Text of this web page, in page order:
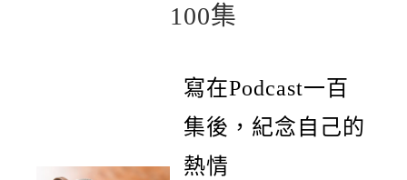
100集
寫在Podcast一百
集後，紀念自己的
熱情